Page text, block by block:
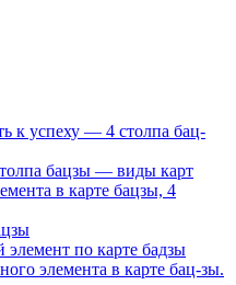
к успеху — 4 столпа бац-
бацзы — виды карт
в карте бацзы, 4
по карте бадзы
элемента в карте бац-зы.